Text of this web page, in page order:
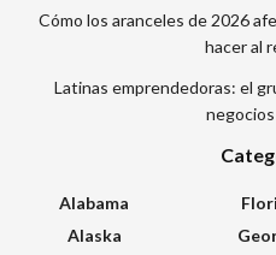
Cómo los aranceles de 2026
hacer al
Latinas emprendedoras: el
Alabama
Alaska